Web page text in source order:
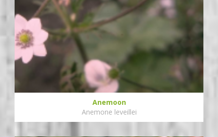
Anemoon
Anemone leveillei